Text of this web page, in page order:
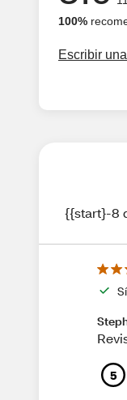
100%
Escribir
{{start}-8
5